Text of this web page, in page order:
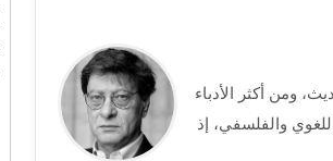
ومن أكثر الأدباء